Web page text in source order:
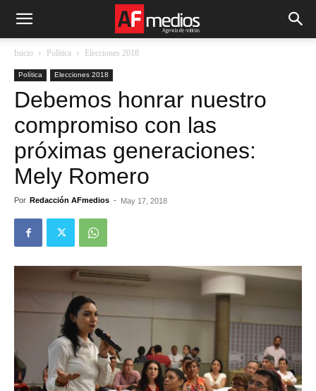
Inicio Política Elecciones 2018
Política Elecciones 2018
Debemos honrar nuestro
compromiso con las
próximas generaciones:
Mely Romero
Por Redacción AFmedios - May 17, 2018